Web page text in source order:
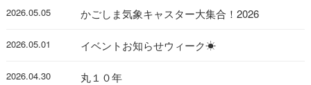
2026.05.05 かごしま気象キャスター大集合！2026
2026.05.01 イベントお知らせウィーク☀
2026.04.30 丸１０年